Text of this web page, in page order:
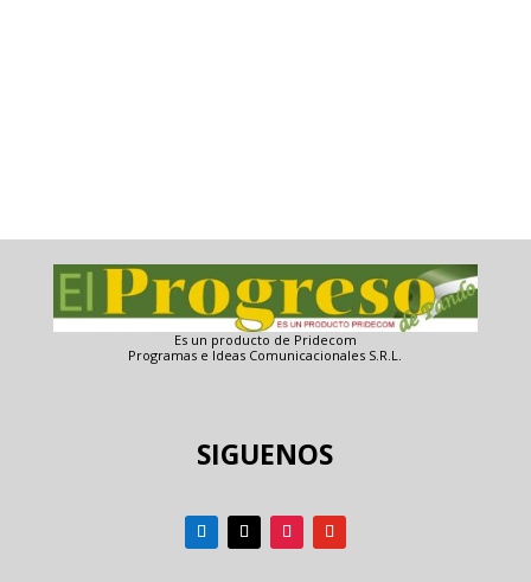
Es un producto de Pridecom
Programas e Ideas Comunicacionales S.R.L.
SIGUENOS